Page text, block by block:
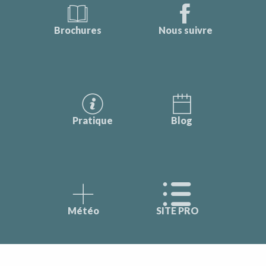
Brochures Nous suivre
Pratique Blog
Météo SITE PRO